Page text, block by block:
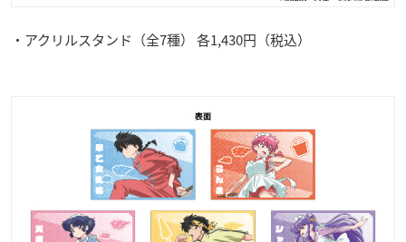
・アクリルスタンド（全7種） 各1,430円（税込）